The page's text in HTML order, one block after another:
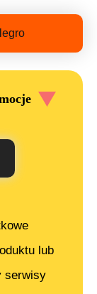
lub
serwisy